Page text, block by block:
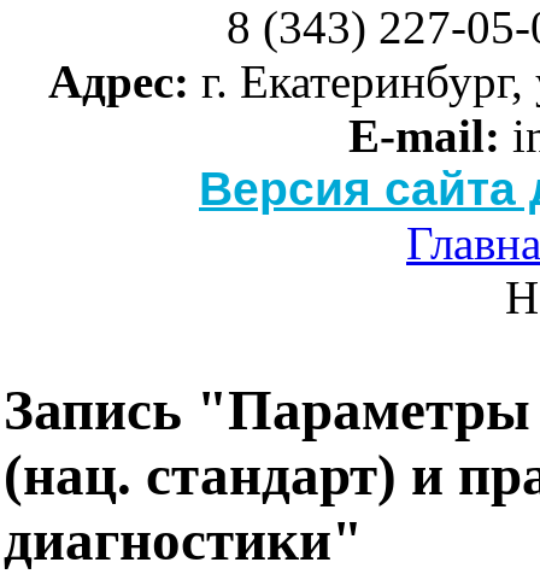
8 (343) 227-
Адрес: г.
E-mail:
Версия
Запись "Параметры
(нац. стандарт) и
диагностики"